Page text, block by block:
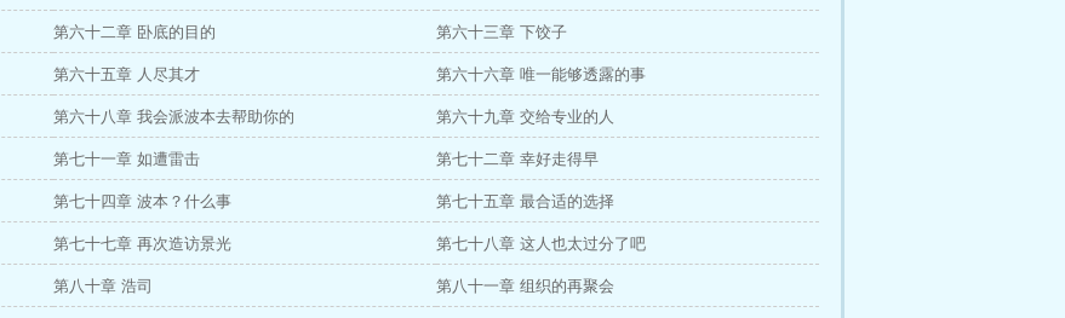
第六十二章 卧底的目的 第六十三章 下饺子
第六十五章 人尽其才 第六十六章 唯一能够透露的事
第六十八章 我会派波本去帮助你的 第六十九章 交给专业的人
第七十一章 如遭雷击 第七十二章 幸好走得早
第七十四章 波本？什么事 第七十五章 最合适的选择
第七十七章 再次造访景光 第七十八章 这人也太过分了吧
第八十章 浩司 第八十一章 组织的再聚会